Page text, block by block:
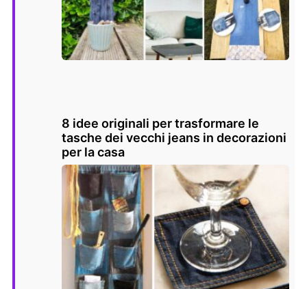
8 idee originali per trasformare le
tasche dei vecchi jeans in decorazioni
per la casa